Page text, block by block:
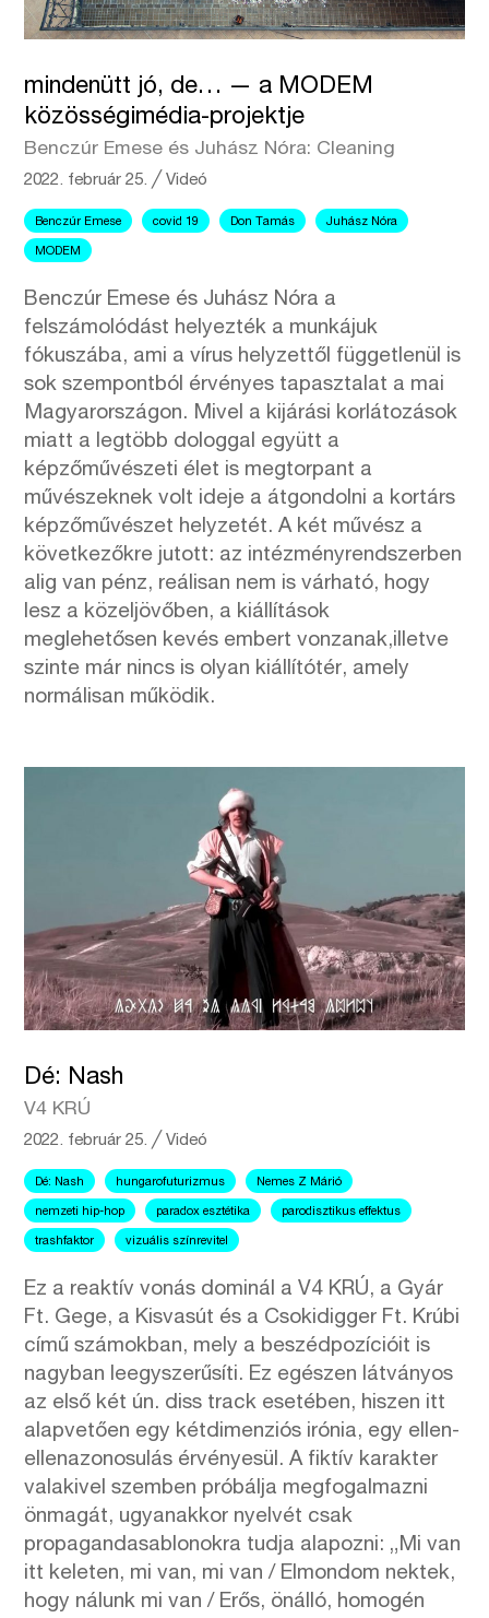
mindenütt jó, de… — a MODEM
közösségimédia-projektje
Benczúr Emese és Juhász Nóra: Cleaning
2022. február 25. ╱Videó
Benczúr Emese covid 19 Don Tamás Juhász Nóra
MODEM
Benczúr Emese és Juhász Nóra a
felszámolódást helyezték a munkájuk
fókuszába, ami a vírus helyzettől függetlenül is
sok szempontból érvényes tapasztalat a mai
Magyarországon. Mivel a kijárási korlátozások
miatt a legtöbb dologgal együtt a
képzőművészeti élet is megtorpant a
művészeknek volt ideje a átgondolni a kortárs
képzőművészet helyzetét. A két művész a
következőkre jutott: az intézményrendszerben
alig van pénz, reálisan nem is várható, hogy
lesz a közeljövőben, a kiállítások
meglehetősen kevés embert vonzanak,illetve
szinte már nincs is olyan kiállítótér, amely
normálisan működik.
Dé: Nash
V4 KRÚ
2022. február 25. ╱Videó
Dé: Nash hungarofuturizmus Nemes Z Márió
nemzeti hip-hop paradox esztétika parodisztikus effektus
trashfaktor vizuális színrevitel
Ez a reaktív vonás dominál a V4 KRÚ, a Gyár
Ft. Gege, a Kisvasút és a Csokidigger Ft. Krúbi
című számokban, mely a beszédpozícióit is
nagyban leegyszerűsíti. Ez egészen látványos
az első két ún. diss track esetében, hiszen itt
alapvetően egy kétdimenziós irónia, egy ellen-
ellenazonosulás érvényesül. A fiktív karakter
valakivel szemben próbálja megfogalmazni
önmagát, ugyanakkor nyelvét csak
propagandasablonokra tudja alapozni: „Mi van
itt keleten, mi van, mi van / Elmondom nektek,
hogy nálunk mi van / Erős, önálló, homogén